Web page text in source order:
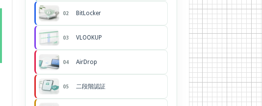
02 BitLocker
03 VLOOKUP
04 AirDrop
05 二段階認証